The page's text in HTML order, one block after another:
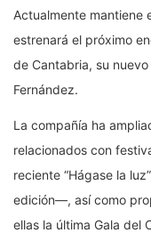
Actualmente mantiene
estrenará el próximo
de Cantabria, su nuevo
Fernández.
La compañía ha
relacionados con
reciente “Hágase la
edición—, así como
ellas la última Gala del